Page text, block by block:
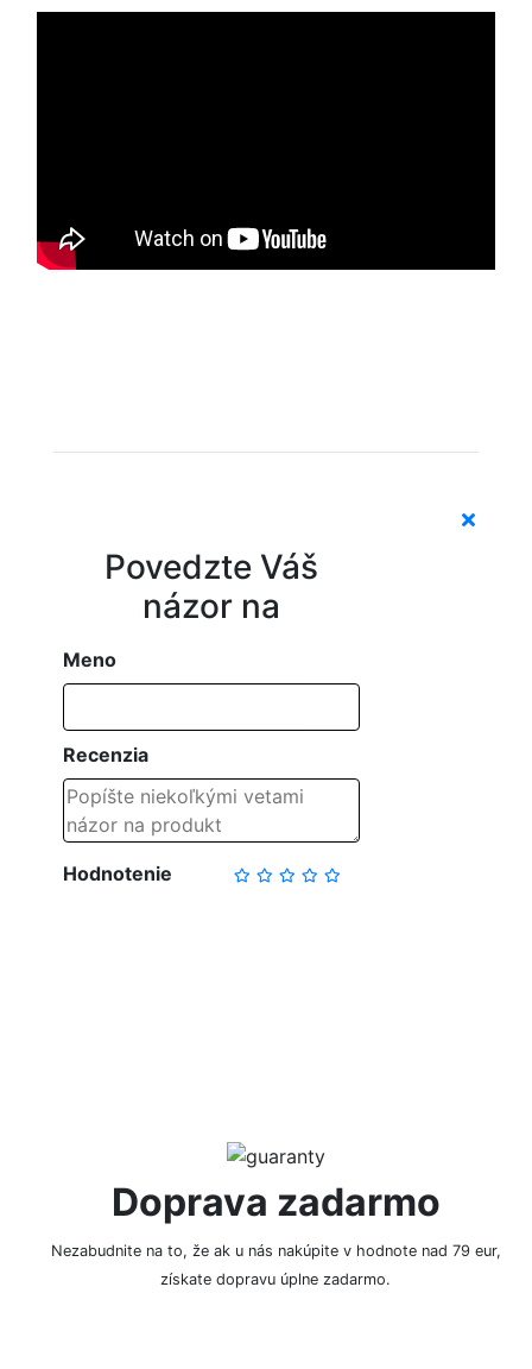
Povedzte Váš
názor na
Meno
Recenzia
Hodnotenie
Doprava zadarmo
Nezabudnite na to, že ak u nás nakúpite v hodnote nad 79 eur,
získate dopravu úplne zadarmo.